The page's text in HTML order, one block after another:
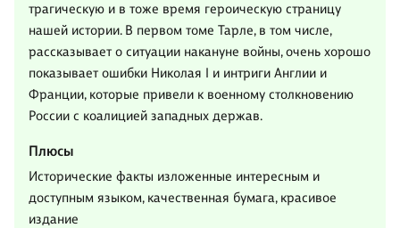
трагическую и в тоже время героическую страницу
нашей истории. В первом томе Тарле, в том числе,
рассказывает о ситуации накануне войны, очень хорошо
показывает ошибки Николая I и интриги Англии и
Франции, которые привели к военному столкновению
России с коалицией западных держав.
Плюсы
Исторические факты изложенные интересным и
доступным языком, качественная бумага, красивое
издание